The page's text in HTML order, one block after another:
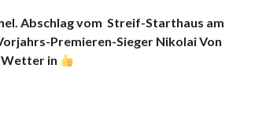
Abschlag vom Streif-Starthaus am
Premieren-Sieger Nikolai Von
Wetter in